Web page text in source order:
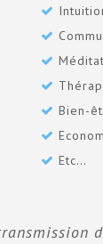
Bien-
Etc…